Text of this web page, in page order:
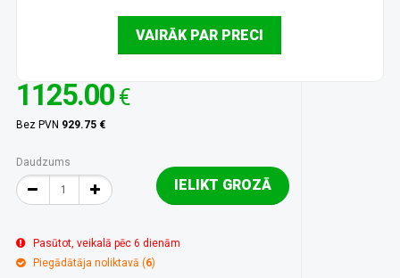
VAIRĀK PAR PRECI
1125.00 €
Bez PVN 929.75 €
Daudzums
IELIKT GROZĀ
Pasūtot, veikalā pēc 6 dienām
Piegādātāja noliktavā (6)